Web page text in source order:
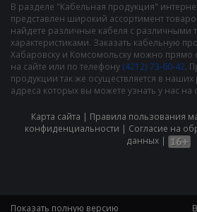
В разделе "Кабельная продукция"
представлен широкий ассортимент
найдете различные кабеля с различными
характеристиками. Заказать кабельную
Хабаровску и Комсомольску можно прямо
на сайте или по телефону (4212) 73-60-42.
продукции так же осуществляется в
адреса которых вы можете узнать у нас на
Карта сайта | Правила пользования
конфиденциальности | Cогласие на
данных|
Показать полную версию